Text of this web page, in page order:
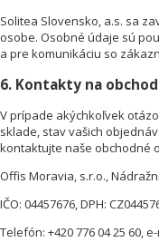
Solitea Slovensko, a.s. sa
osobe. Osobné údaje sú
a pre komunikáciu so
6. Kontakty na
V prípade akýchkoľvek
sklade, stav vašich
kontaktujte naše obchodné
Offis Moravia, s.r.o.,
IČO: 04457676, DPH:
Telefón: +420 776 04 25 60,